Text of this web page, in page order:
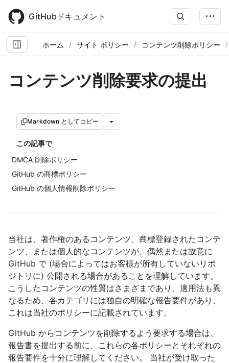
main
content
GitHubドキュメント
ホーム サイト ポリシー コンテンツ削除ポリシー
コンテンツ削除要求の提出
Markdown としてコピー
この記事で
DMCA 削除ポリシー
GitHub の商標ポリシー
GitHub の個人情報削除ポリシー
当社は、著作権のあるコンテンツ、商標登録されたコンテ
ンツ、または個人的なコンテンツが、偶然または故意に
GitHub で (場合によってはお客様が所有していないリポ
ジトリに) 公開される場合があることを理解しています。
こうしたコンテンツの性質はさまざまであり、適用法も異
なるため、各カテゴリには独自の明確な報告要件があり、
これは当社のポリシーに記載されています。
GitHub からコンテンツを削除するよう要求する場合は、
報告書を提出する前に、これらの各ポリシーとそれぞれの
報告要件を十分に理解してください。 当社が受け取った